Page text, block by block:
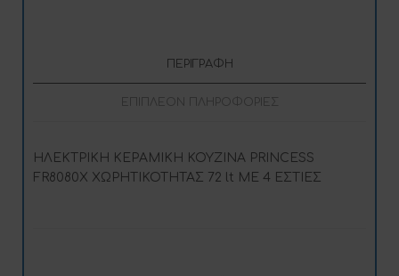
ΠΕΡΙΓΡΑΦΉ
ΕΠΙΠΛΈΟΝ ΠΛΗΡΟΦΟΡΊΕΣ
ΗΛΕΚΤΡΙΚΗ ΚΕΡΑΜΙΚΗ ΚΟΥΖΙΝΑ PRINCESS
FR8080X ΧΩΡΗΤΙΚΟΤΗΤΑΣ 72 lt ΜΕ 4 ΕΣΤΙΕΣ